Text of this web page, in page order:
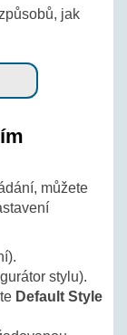
jak
můžete
stylu).
Default Style